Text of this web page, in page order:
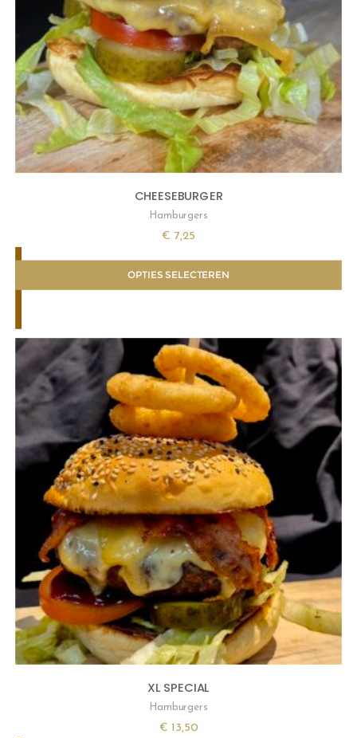
CHEESEBURGER
Hamburgers
€ 7,25
OPTIES SELECTEREN
XL SPECIAL
Hamburgers
€ 13,50